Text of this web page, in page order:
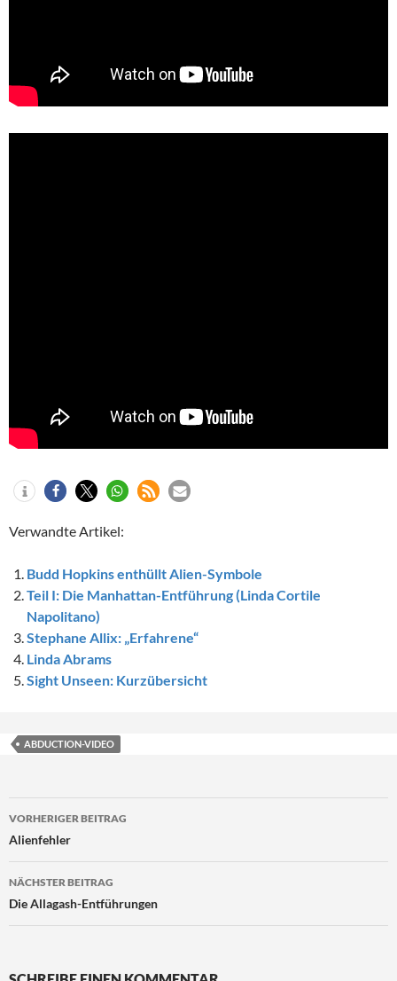
Verwandte Artikel:
Budd Hopkins enthüllt Alien-Symbole
Teil I: Die Manhattan-Entführung (Linda Cortile
Napolitano)
Stephane Allix: „Erfahrene“
Linda Abrams
Sight Unseen: Kurzübersicht
ABDUCTION-VIDEO
Beitragsnavigation
VORHERIGER BEITRAG
Alienfehler
NÄCHSTER BEITRAG
Die Allagash-Entführungen